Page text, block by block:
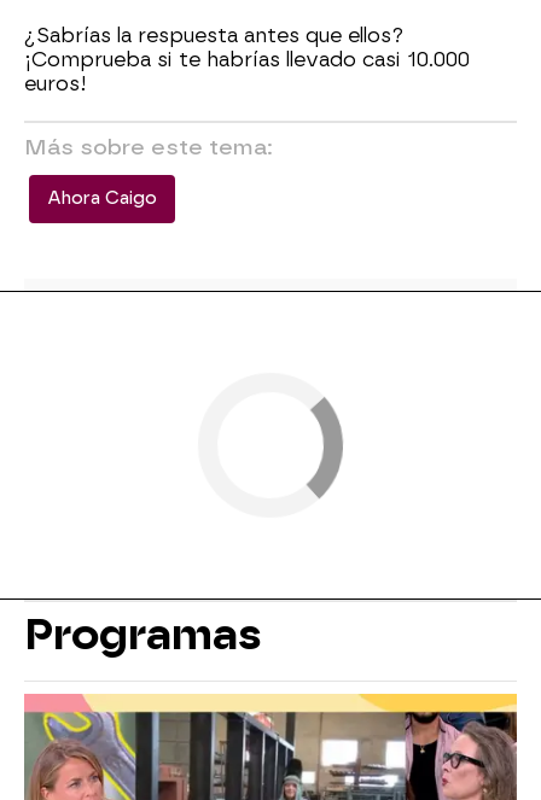
¿Sabrías la respuesta antes que ellos?
¡Comprueba si te habrías llevado casi 10.000
euros!
Más sobre este tema:
Ahora Caigo
Programas